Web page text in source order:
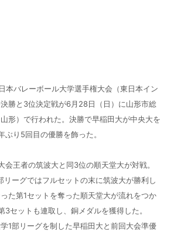
バレーボール大学選手権大会（東日本イン
勝と3位決定戦が6月28日（日）に山形市総
形）で行われた。決勝で早稲田大が中央大を
ぶり5回目の優勝を飾った。
王者の筑波大と同3位の順天堂大が対戦。
リーグではフルセットの末に筑波大が勝利し
た第1セットを奪った順天堂大が流れをつか
3セットも連取し、銅メダルを獲得した。
1部リーグを制した早稲田大と前回大会準優